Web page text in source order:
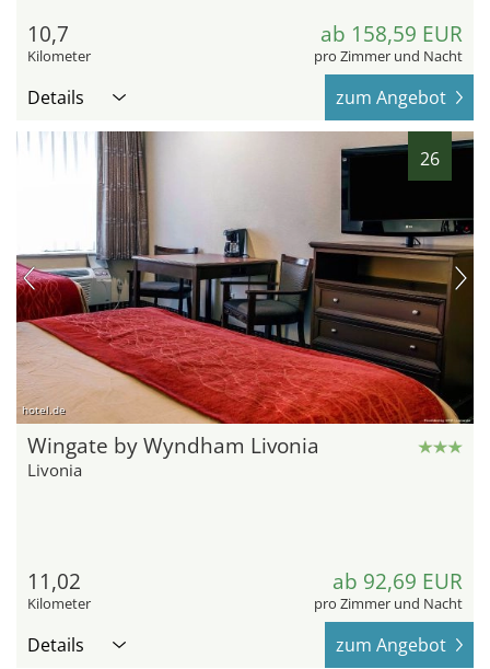
10,7
Kilometer
ab 158,59 EUR
pro Zimmer und Nacht
Details zum Angebot
26
hotel.de
Wingate by Wyndham Livonia
Livonia
11,02
Kilometer
ab 92,69 EUR
pro Zimmer und Nacht
Details zum Angebot